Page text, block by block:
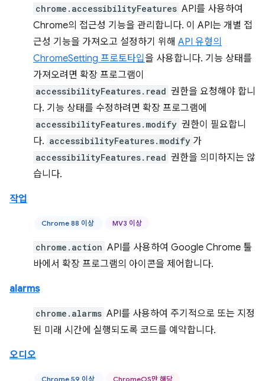
chrome.accessibilityFeatures API를 사용하여
Chrome의 접근성 기능을 관리합니다. 이 API는 개별 접
근성 기능을 가져오고 설정하기 위해 API 유형의
ChromeSetting 프로토타입 을 사용합니다. 기능 상태를
가져오려면 확장 프로그램이
accessibilityFeatures.read 권한을 요청해야 합니
다. 기능 상태를 수정하려면 확장 프로그램에
accessibilityFeatures.modify 권한이 필요합니
다. accessibilityFeatures.modify 가
accessibilityFeatures.read 권한을 의미하지는 않
습니다.
작업
Chrome 88 이상 MV3 이상
chrome.action API를 사용하여 Google Chrome 툴
바에서 확장 프로그램의 아이콘을 제어합니다.
alarms
chrome.alarms API를 사용하여 주기적으로 또는 지정
된 미래 시간에 실행되도록 코드를 예약합니다.
오디오
Chrome 59 이상 ChromeOS만 해당